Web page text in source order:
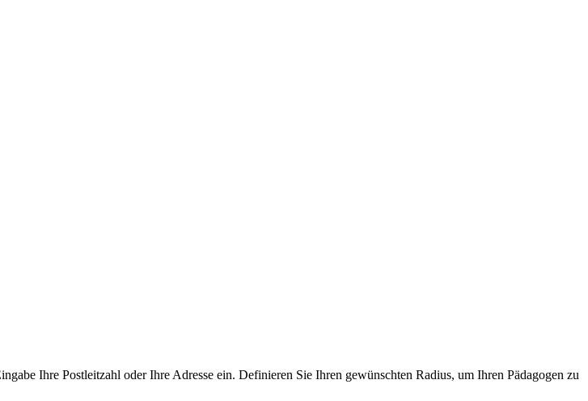
Ihre Postleitzahl oder Ihre Adresse ein. Definieren Sie Ihren gewünschten Radius, um Ihren Pädagogen zu